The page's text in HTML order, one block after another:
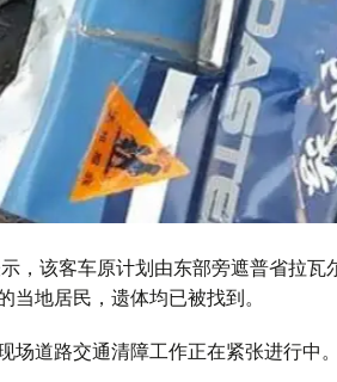
，该客车原计划由东部旁遮普省拉瓦
地居民，遗体均已被找到。
道路交通清障工作正在紧张进行中。